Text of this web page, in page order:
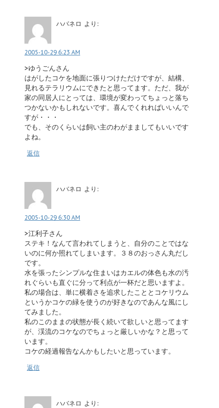
ハバネロ より:
2005-10-29 6:23 AM
>ゆうごんさん
はがしたコケを地面に張りつけただけですが、結構、
見れるテラリウムにできたと思ってます。ただ、我が
家の同居人にとっては、環境が変わってちょっと落ち
つかないかもしれないです。喜んでくれればいいんで
すが・・・
でも、そのくらいは飼い主のわがまましてもいいです
よね。
返信
ハバネロ より:
2005-10-29 6:30 AM
>江利子さん
ステキ！なんて言われてしまうと、自分のことではな
いのに何か照れてしまいます。３８のおっさん丸だし
です。
水を張ったシンプルな住まいはカエルの体色も水の汚
れぐらいも直ぐに分って利点が一杯だと思いますよ。
私の場合は、単に横着さを追求したこととコケリウム
というかコケの緑を使うのが好きなのであんな風にし
てみました。
私のこのままの状態が長く続いて欲しいと思ってます
が、渓流のコケなのでちょっと厳しいかな？と思って
います。
コケの経過報告なんかもしたいと思っています。
返信
ハバネロ より: